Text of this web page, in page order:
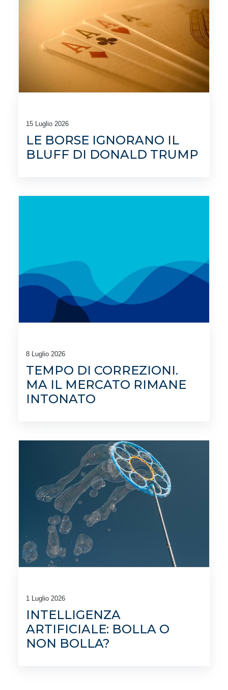
15 Luglio 2026
LE BORSE IGNORANO IL
BLUFF DI DONALD TRUMP
8 Luglio 2026
TEMPO DI CORREZIONI.
MA IL MERCATO RIMANE
INTONATO
1 Luglio 2026
INTELLIGENZA
ARTIFICIALE: BOLLA O
NON BOLLA?